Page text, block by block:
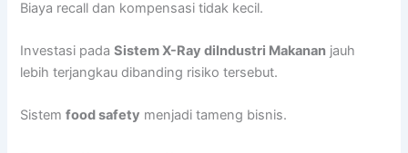
Biaya recall dan kompensasi tidak kecil.
Investasi padaSistem X-Ray diIndustri Makanan jauh
lebih terjangkau dibanding risiko tersebut.
Sistemfood safety menjadi tameng bisnis.